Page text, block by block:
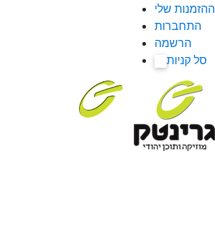
ההזמנות שלי
התחברות
הרשמה
סל קניות